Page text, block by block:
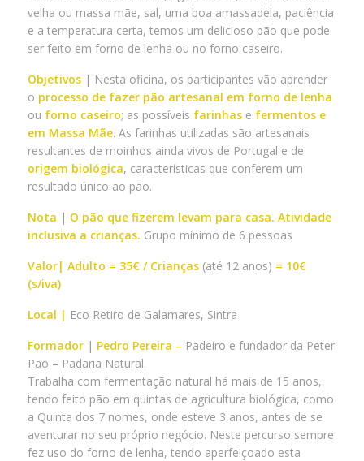
velha ou massa mãe, sal, uma boa amassadela, paciência
e a temperatura certa, temos um delicioso pão que pode
ser feito em forno de lenha ou no forno caseiro.
Objetivos| Nesta oficina, os participantes vão aprender
o processo de fazer pão artesanal em forno de lenha
ou forno caseiro; as possíveis farinhase fermentos e
em Massa Mãe. As farinhas utilizadas são artesanais
resultantes de moinhos ainda vivos de Portugal e de
origem biológica, características que conferem um
resultado único ao pão.
Nota | O pão que fizerem levam para casa. Atividade
inclusiva a crianças. Grupo mínimo de 6 pessoas
Valor| Adulto = 35€ / Crianças (até 12 anos) = 10€
(s/iva)
Local | Eco Retiro de Galamares, Sintra
Formador| Pedro Pereira – Padeiro e fundador da Peter
Pão – Padaria Natural.
Trabalha com fermentação natural há mais de 15 anos,
tendo feito pão em quintas de agricultura biológica, como
a Quinta dos 7 nomes, onde esteve 3 anos, antes de se
aventurar no seu próprio negócio. Neste percurso sempre
fez uso do forno de lenha, tendo aperfeiçoado esta